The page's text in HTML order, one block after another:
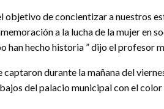
objetivo de concientizar a nuestros
a la lucha de la mujer en
han hecho historia ” dijo el profesor
captaron durante la mañana del
del palacio municipal con el